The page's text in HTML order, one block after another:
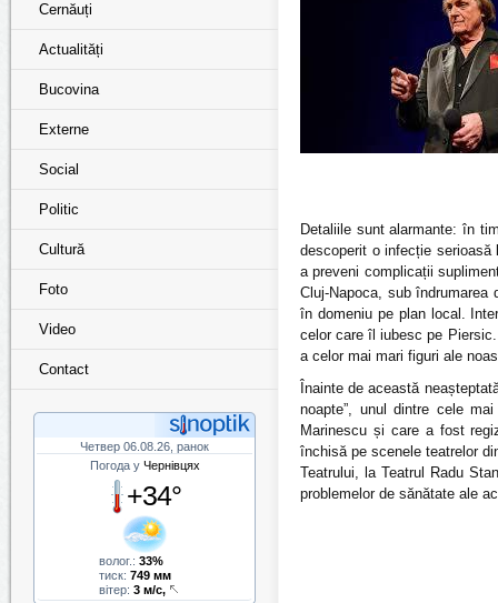
Cernăuți
Actualități
Bucovina
Externe
Social
Politic
Cultură
Foto
Video
Contact
Четвер 06.08.26, ранок
Погода у Чернівцях
+34°
волог.: 33%
тиск: 749 мм
вітер: 3 м/с,
Detaliile sunt alarmante: în
descoperit o infecție serioasă
a preveni complicații
Cluj-Napoca, sub îndrumarea
în domeniu pe plan local.
celor care îl iubesc pe
a celor mai mari figuri ale
Înainte de această
noapte”, unul dintre cele
Marinescu și care a fost
închisă pe scenele teatrelor
Teatrului, la Teatrul Radu
problemelor de sănătate ale